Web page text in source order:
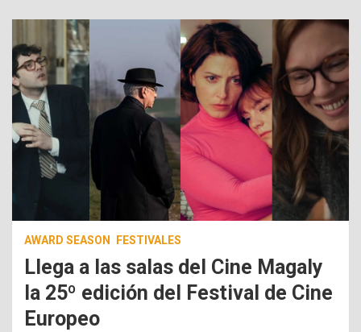
AWARD SEASON FESTIVALES
Llega a las salas del Cine Magaly
la 25º edición del Festival de Cine
Europeo